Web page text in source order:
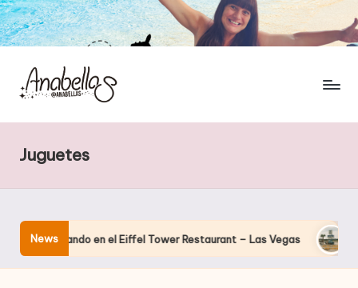
Juguetes
News
cenando en el Eiffel Tower Restaurant – Las Vegas El hotel